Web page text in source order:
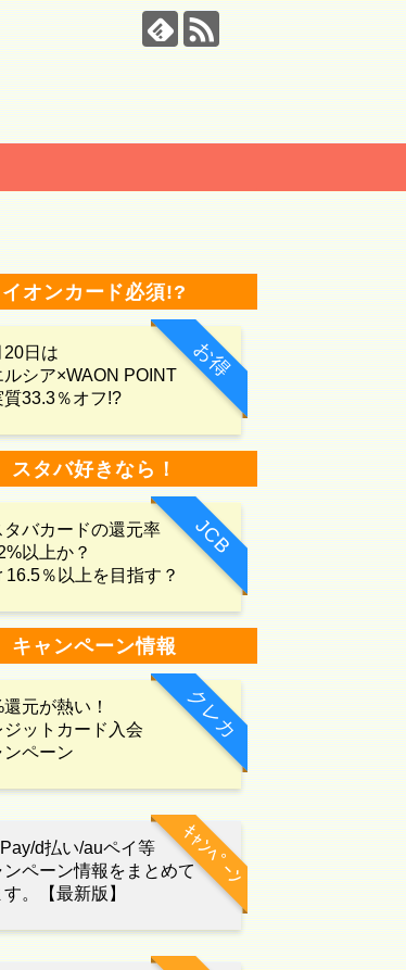
イオンカード必須!?
お得
20日は
ルシア×WAON POINT
質33.3％オフ!?
スタバ好きなら！
JCB
バカードの還元率
以上か？
％以上を目指す？
キャンペーン情報
クレカ
元が熱い！
ジットカード入会
ンペーン
ｷｬﾝﾍﾟｰﾝ
d払い/auペイ等
ンペーン情報をまとめて
。【最新版】